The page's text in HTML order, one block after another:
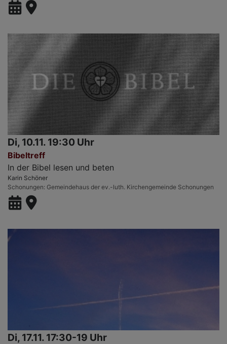
Di, 10.11. 19:30 Uhr
Bibeltreff
In der Bibel lesen und beten
Karin Schöner
Schonungen Gemeindehaus der ev.-luth. Kirchengemeinde Schonungen
Di, 17.11. 17:30-19 Uhr